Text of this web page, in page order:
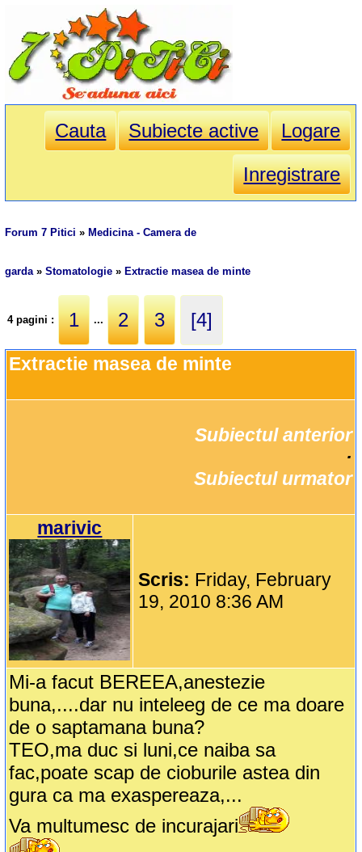
Cauta Subiecte active
Logare
Inregistrare
Forum 7 Pitici » Medicina - Camera de
garda»Stomatologie » Extractie masea de minte
4 pagini : 1 ... 2 3 [4]
Extractie masea de minte
Subiectul anterior
Subiectul urmator
marivic
Scris: Friday, February
19, 2010 8:36 AM
Mi-a facut BEREEA,anestezie
buna,....dar nu inteleeg de ce ma doare
de o saptamana buna?
TEO,ma duc si luni,ce naiba sa
fac,poate scap de cioburile astea din
gura ca ma exaspereaza,...
Va multumesc de incurajari